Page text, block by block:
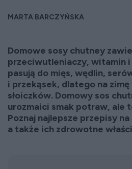
MARTA BARCZYŃSKA
Domowe sosy chutney
przeciwutleniaczy, witamin i
pasują do mięs, wędlin,
i przekąsek, dlatego na
słoiczków. Domowy sos
urozmaici smak potraw, ale
Poznaj najlepsze przepisy
a także ich zdrowotne